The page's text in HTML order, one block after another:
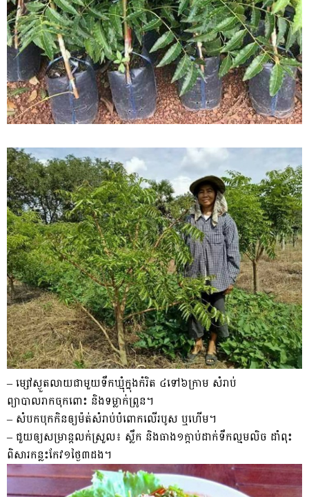
– ម្សៅស្ងួតលាយជាមួយទឹកឃ្មុំក្នុងកំរិត ៤ទៅ៦ក្រាម សំរាប់
ព្យាបាលរាកចុកពោះ និងទម្លាក់ព្រូន។
– សំបកបុកកិនឲ្យម៉ត់សំរាប់បំពោកលើរបូស ឬហើម។
– ជួយឲ្យសម្រាន្តលក់ស្រួល៖ ស្លឹក និងធាង១ក្តាប់ដាក់ទឹកល្មមលិច ដាំពុះ
ពិសារកន្លះកែវ១ថ្ងៃ៣ដង។